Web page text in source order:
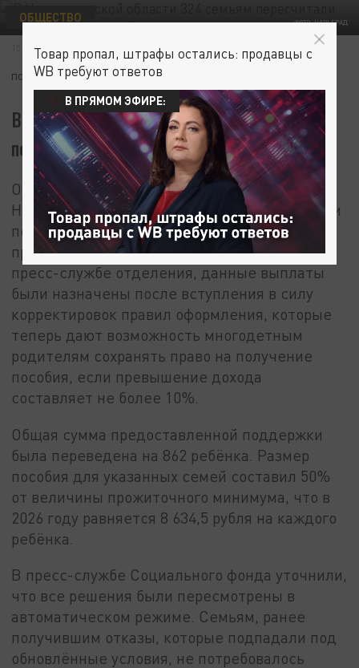
ФОТО: ЦАРЬГРАД
ОБЩЕСТВО
15 ИЮНЯ 11:28
ПОДПИШИТЕСЬ:
В Нижегородской области 324 семьям
пересчитали пособия на 862 детей
Отделение Социального фонда России по
Нижегородской области провело пересмотр и
перечислило единое пособие 324 семьям,
проживающим в регионе. Как сообщили в
пресс-службе отделения, данные выплаты
были назначены после вступления в силу
корректировок правил оформления, которые
теперь дают возможность многодетным
родителям сохранять право на получение
пособия, если превышение дохода
составляет не более 10%.
Общая сумма предоставленной поддержки
была переведена на 862 ребёнка. Размер
пособия для указанных семей составил 50%
от величины прожиточного минимума, что в
2026 году равняется 8 634,5 рубля на каждого
ребёнка.
В пресс-службе Социального фонда уточнили,
что все решения были пересмотрены в
автоматическом режиме. Семьям, ранее
получившим отказы, которые подпадали под
обновлённые условия, не потребовалось
Товар пропал, штрафы остались: продавцы с
WB требуют ответов
В ПРЯМОМ ЭФИРЕ: